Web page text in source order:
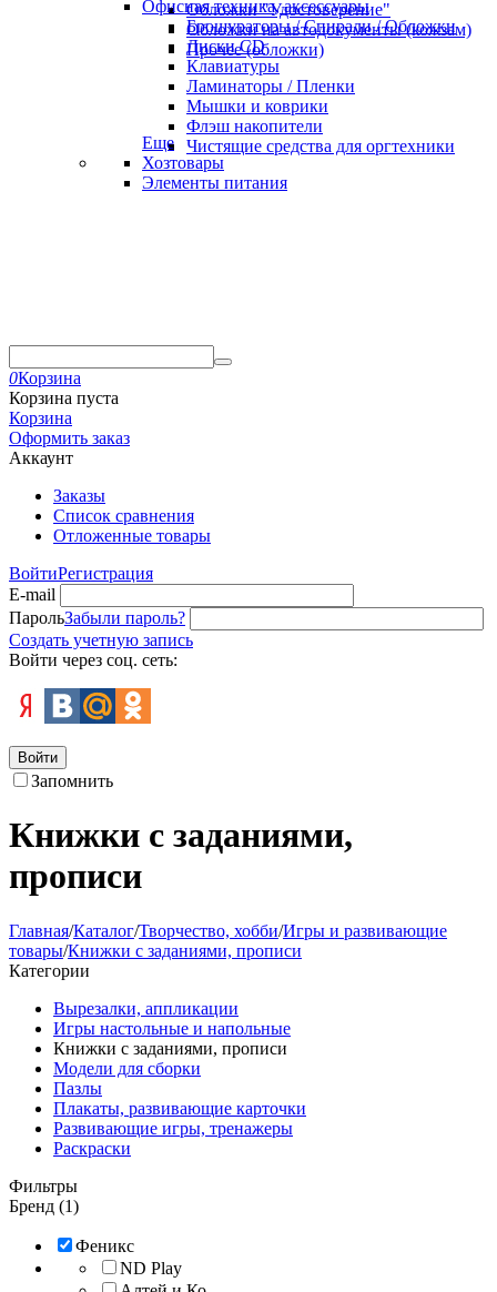
Обложки "Удостоверение"
Обложки на автодокументы (кожзам)
Прочее (обложки)
Офисная техника, аксессуары
Брошураторы / Спирали / Обложки
Диски CD
Клавиатуры
Ламинаторы / Пленки
Мышки и коврики
Флэш накопители
Чистящие средства для оргтехники
Еще
Хозтовары
Элементы питания
0Корзина
Корзина пуста
Корзина
Оформить заказ
Аккаунт
Заказы
Список сравнения
Отложенные товары
ВойтиРегистрация
E-mail
ПарольЗабыли пароль?
Создать учетную запись
Войти через соц. сеть:
Войти
Запомнить
Книжки с заданиями,
прописи
Главная/Каталог/Творчество, хобби/Игры и развивающие
товары/Книжки с заданиями, прописи
Категории
Вырезалки, аппликации
Игры настольные и напольные
Книжки с заданиями, прописи
Модели для сборки
Пазлы
Плакаты, развивающие карточки
Развивающие игры, тренажеры
Раскраски
Фильтры
Бренд (1)
Феникс
ND Play